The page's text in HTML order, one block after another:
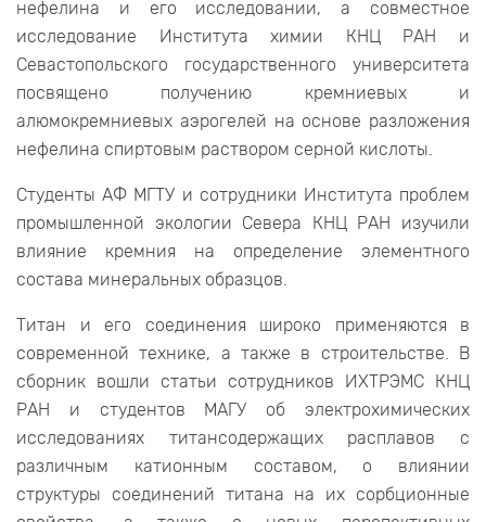
нефелина и его исследовании, а совместное
исследование Института химии КНЦ РАН и
Севастопольского государственного университета
посвящено получению кремниевых и
алюмокремниевых аэрогелей на основе разложения
нефелина спиртовым раствором серной кислоты.
Студенты АФ МГТУ и сотрудники Института проблем
промышленной экологии Севера КНЦ РАН изучили
влияние кремния на определение элементного
состава минеральных образцов.
Титан и его соединения широко применяются в
современной технике, а также в строительстве. В
сборник вошли статьи сотрудников ИХТРЭМС КНЦ
РАН и студентов МАГУ об электрохимических
исследованиях титансодержащих расплавов с
различным катионным составом, о влиянии
структуры соединений титана на их сорбционные